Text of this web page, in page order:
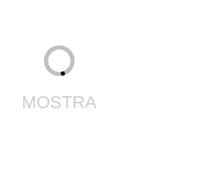
19 TEMPO
ORDINARIO
MOSTRA